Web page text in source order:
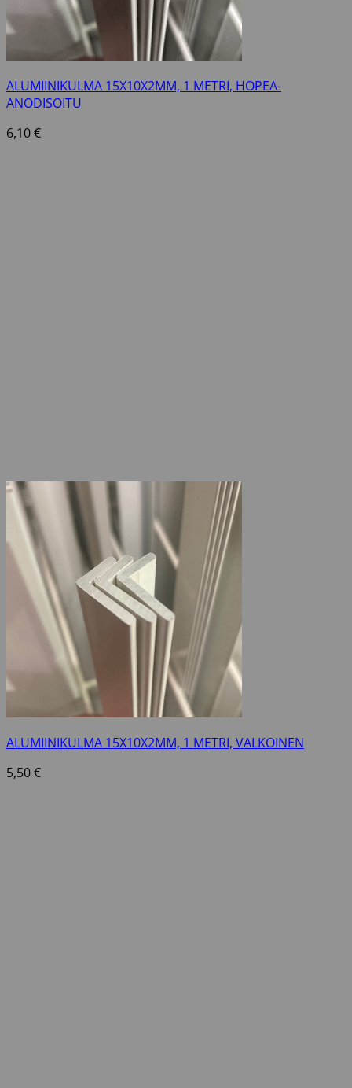
ALUMIINIKULMA 15X10X2MM, 1 METRI, HOPEA-
ANODISOITU
6,10€
ALUMIINIKULMA 15X10X2MM, 1 METRI, VALKOINEN
5,50€